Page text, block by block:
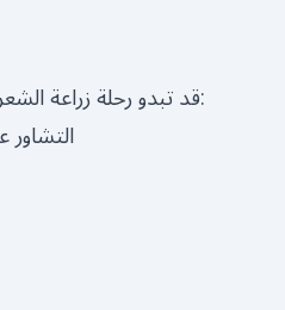
قد تبدو رحلة زراعة الشعر النموذجية في تركيا كما يلي:
التشاور